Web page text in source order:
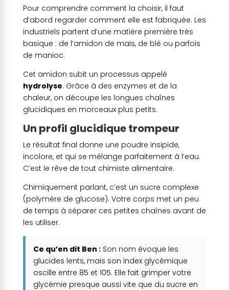
Pour comprendre comment la choisir, il faut
d’abord regarder comment elle est fabriquée. Les
industriels partent d’une matière première très
basique : de l’amidon de maïs, de blé ou parfois
de manioc.
Cet amidon subit un processus appelé
hydrolyse. Grâce à des enzymes et de la
chaleur, on découpe les longues chaînes
glucidiques en morceaux plus petits.
Un profil glucidique trompeur
Le résultat final donne une poudre insipide,
incolore, et qui se mélange parfaitement à l’eau.
C’est le rêve de tout chimiste alimentaire.
Chimiquement parlant, c’est un sucre complexe
(polymère de glucose). Votre corps met un peu
de temps à séparer ces petites chaînes avant de
les utiliser.
Ce qu’en dit Ben :Son nom évoque les
glucides lents, mais son index glycémique
oscille entre 85 et 105. Elle fait grimper votre
glycémie presque aussi vite que du sucre en